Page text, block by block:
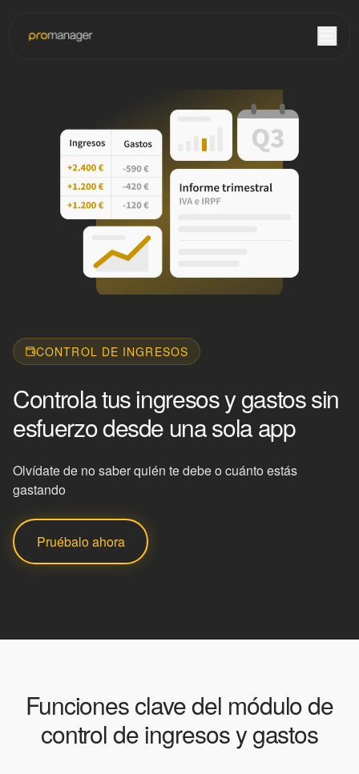
CONTROL DE INGRESOS
Controla tus ingresos y gastos sin
esfuerzo desde una sola app
Olvídate de no saber quién te debe o cuánto estás
gastando
Pruébalo ahora
Funciones clave del módulo de
control de ingresos y gastos